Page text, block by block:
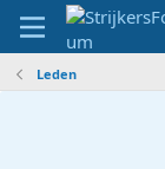
Leden